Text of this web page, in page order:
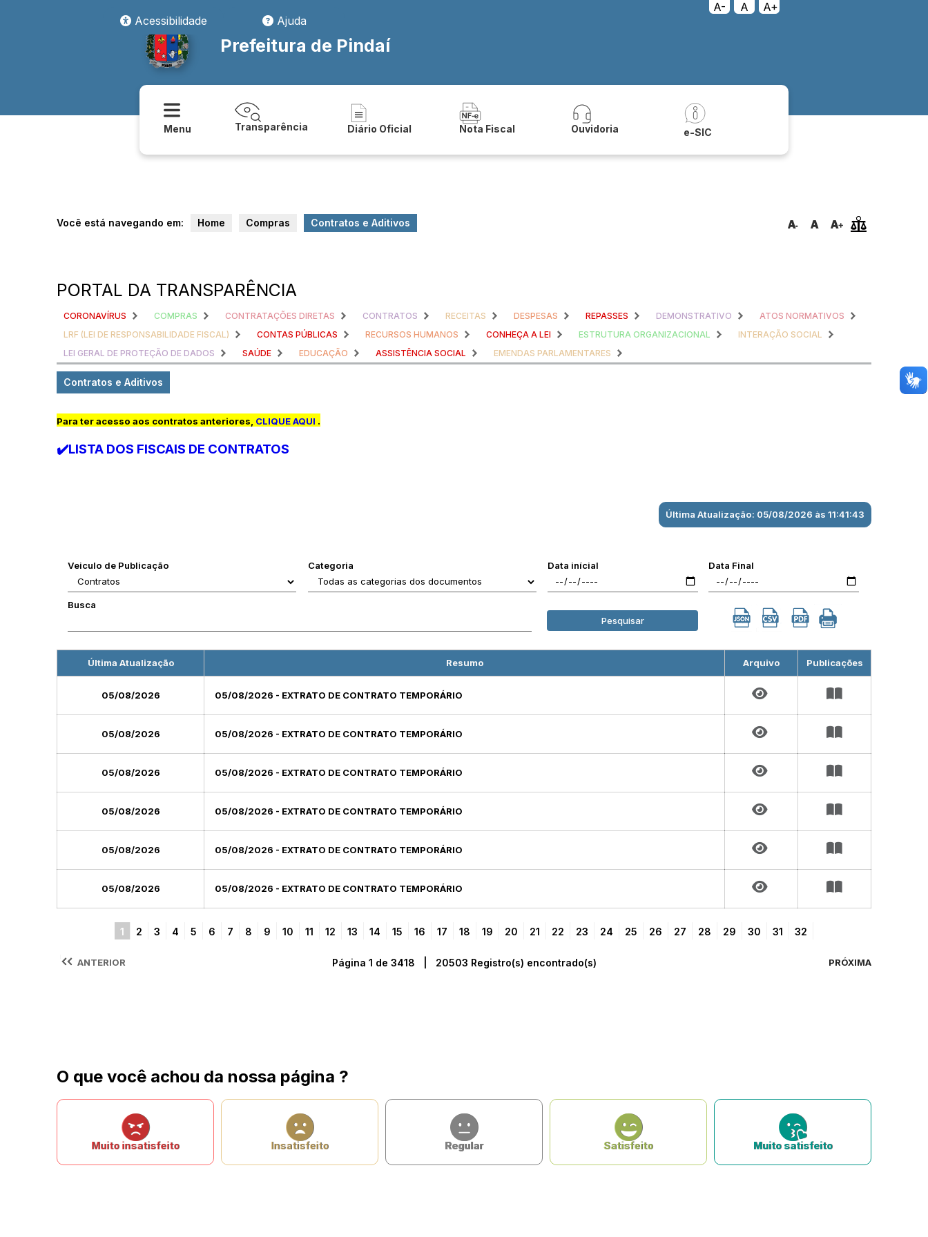
A- A
A+
Acessibilidade
Ajuda
Prefeitura de Pindaí
Menu Transparência Diário Oficial Nota Fiscal Ouvidoria e-SIC
Você está navegando em: Home Compras Contratos e Aditivos
PORTAL DA TRANSPARÊNCIA
CORONAVÍRUS COMPRAS CONTRATAÇÕES DIRETAS CONTRATOS RECEITAS DESPESAS REPASSES DEMONSTRATIVO
ATOS NORMATIVOS
LRF (LEI DE RESPONSABILIDADE FISCAL)
CONTAS PÚBLICAS RECURSOS HUMANOS CONHEÇA A LEI ESTRUTURA ORGANIZACIONAL
INTERAÇÃO SOCIAL
LEI GERAL DE PROTEÇÃO DE DADOS
SAÚDE EDUCAÇÃO ASSISTÊNCIA SOCIAL EMENDAS PARLAMENTARES
Contratos e Aditivos
Para ter acesso aos contratos anteriores, CLIQUE AQUI .
✔️LISTA DOS FISCAIS DE CONTRATOS
Última Atualização: 05/08/2026 às 11:41:43
Veiculo de Publicação Categoria Data inícial Data Final
Busca
Pesquisar
Última Atualização Resumo Arquivo Publicações
05/08/2026 05/08/2026 - EXTRATO DE CONTRATO TEMPORÁRIO
05/08/2026 05/08/2026 - EXTRATO DE CONTRATO TEMPORÁRIO
05/08/2026 05/08/2026 - EXTRATO DE CONTRATO TEMPORÁRIO
05/08/2026 05/08/2026 - EXTRATO DE CONTRATO TEMPORÁRIO
05/08/2026 05/08/2026 - EXTRATO DE CONTRATO TEMPORÁRIO
05/08/2026 05/08/2026 - EXTRATO DE CONTRATO TEMPORÁRIO
1 2 3 4 5 6 7 8 9 10 11 12 13 14 15 16 17 18 19 20 21 22 23 24 25 26 27 28 29 30 31 32
ANTERIOR Página 1 de 3418 | 20503 Registro(s) encontrado(s) PRÓXIMA
O que você achou da nossa página ?
Muito insatisfeito Insatisfeito Regular Satisfeito Muito satisfeito